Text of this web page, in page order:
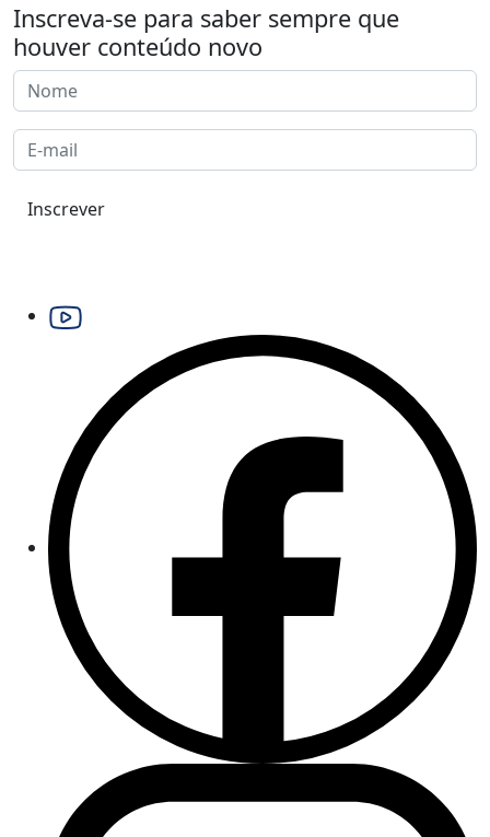
Inscreva-se para saber sempre que
houver conteúdo novo
Inscrever